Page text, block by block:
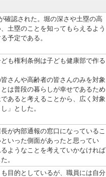
認された。堀の深さや土塁の高
土塁のことを知ってもらえるよう
予定である。
も権利条例は子ども健康部で作る
さんや高齢者の皆さんのみを対象
は普段の暮らしが幸せであるため
あると考えることから、広く対象
」とした。
が内部通報の窓口になっているこ
いった側面があったと思ってい
ようなことを考えていかなければ
。
目的としているが、職員には自分